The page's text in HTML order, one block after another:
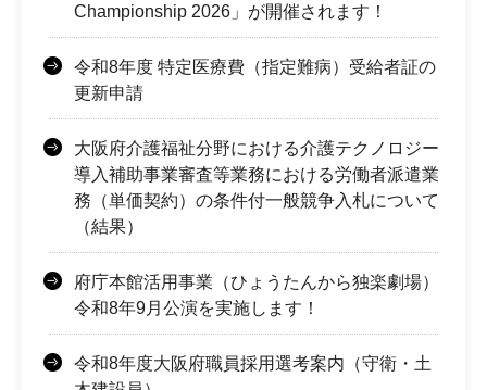
Championship 2026」が開催されます！
令和8年度 特定医療費（指定難病）受給者証の
更新申請
大阪府介護福祉分野における介護テクノロジー
導入補助事業審査等業務における労働者派遣業
務（単価契約）の条件付一般競争入札について
（結果）
府庁本館活用事業（ひょうたんから独楽劇場）
令和8年9月公演を実施します！
令和8年度大阪府職員採用選考案内（守衛・土